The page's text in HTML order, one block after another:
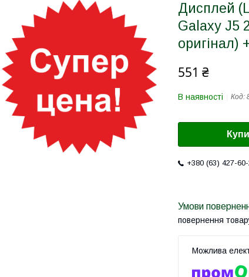
Дисплей
Galaxy J5
оригінал)
551 ₴
В наявності Код:
+380 (63) 427-
повернення